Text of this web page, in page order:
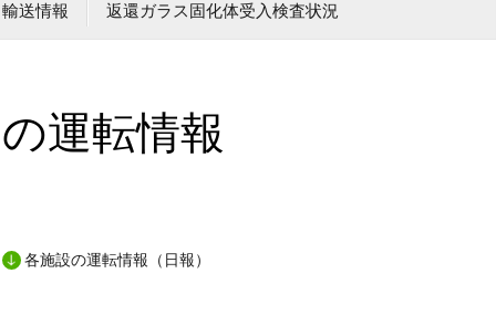
輸送情報 返還ガラス固化体受入検査状況
運転情報
各施設の運転情報（日報）